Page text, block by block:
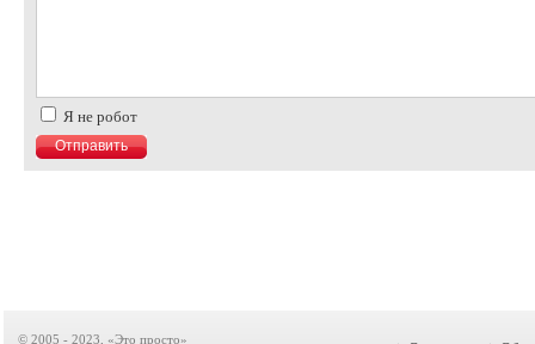
Я не робот
© 2005 - 2023, «Это просто»